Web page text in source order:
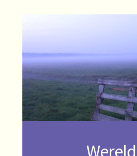
Wereld